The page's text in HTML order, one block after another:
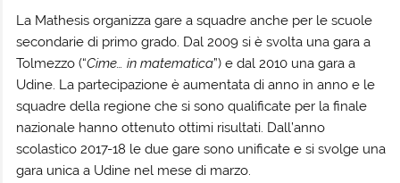
La Mathesis organizza gare a squadre anche per le scuole
secondarie di primo grado. Dal 2009 si è svolta una gara a
Tolmezzo (“Cime… in matematica”) e dal 2010 una gara a
Udine. La partecipazione è aumentata di anno in anno e le
squadre della regione che si sono qualificate per la finale
nazionale hanno ottenuto ottimi risultati. Dall’anno
scolastico 2017-18 le due gare sono unificate e si svolge una
gara unica a Udine nel mese di marzo.